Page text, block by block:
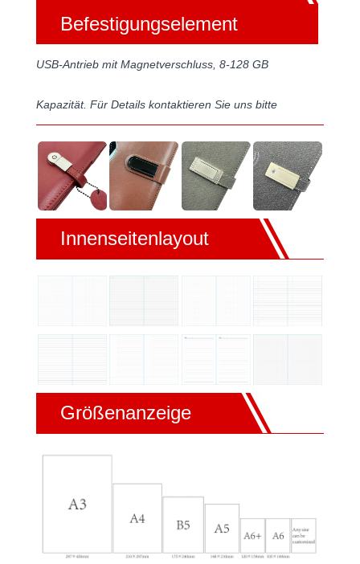
Befestigungselement
USB-Antrieb mit Magnetverschluss, 8-128 GB
Kapazität. Für Details kontaktieren Sie uns bitte
Innenseitenlayout
Größenanzeige